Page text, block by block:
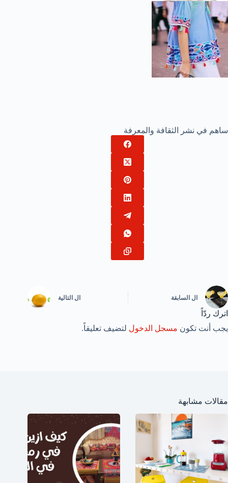
ساهم في نشر الثقافة والمعرفة
ال السابقة ال التالية
اترك ردّاً
يجب أنت تكون مسجل الدخول لتضيف تعليقاً.
مقالات مشابهة